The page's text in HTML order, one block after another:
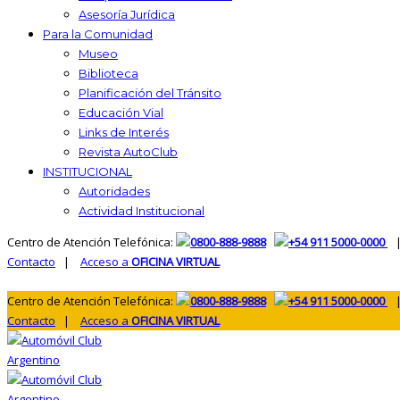
Asesoría Jurídica
Para la Comunidad
Museo
Biblioteca
Planificación del Tránsito
Educación Vial
Links de Interés
Revista AutoClub
INSTITUCIONAL
Autoridades
Actividad Institucional
Centro de Atención Telefónica: 0800-888-9888 +54 911 5000-0000
Contacto | Acceso a OFICINA VIRTUAL
Centro de Atención Telefónica: 0800-888-9888 +54 911 5000-0000
Contacto | Acceso a OFICINA VIRTUAL